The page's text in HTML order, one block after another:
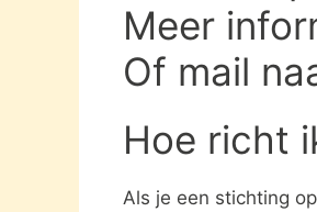
Meer
Of mail
Hoe richt
Als je een stichting